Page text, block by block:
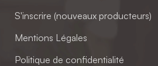
S'inscrire (nouveaux producteurs)
Mentions Légales
Politique de confidentialité